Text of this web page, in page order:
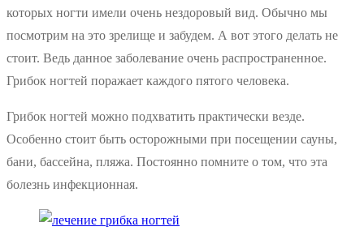
которых ногти имели очень нездоровый вид. Обычно мы
посмотрим на это зрелище и забудем. А вот этого делать не
стоит. Ведь данное заболевание очень распространенное.
Грибок ногтей поражает каждого пятого человека.
Грибок ногтей можно подхватить практически везде.
Особенно стоит быть осторожными при посещении сауны,
бани, бассейна, пляжа. Постоянно помните о том, что эта
болезнь инфекционная.